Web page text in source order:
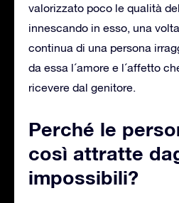
valorizzato poco le qualità
innescando in esso, una
continua di una persona
da essa l´amore e l´affetto
ricevere dal genitore.
Perché le
così attratte
impossibili?